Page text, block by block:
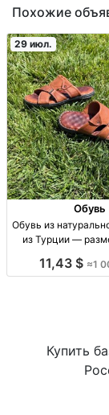
Похожие
29 июл.
Обувь
Обувь из
из Турции —
р-ры 19–45; скидка
11,43 $ ≈1
Купить